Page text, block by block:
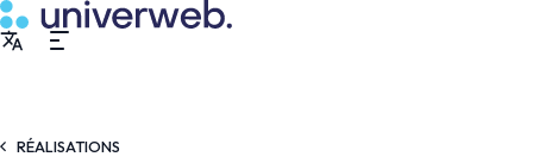
RÉALISATIONS